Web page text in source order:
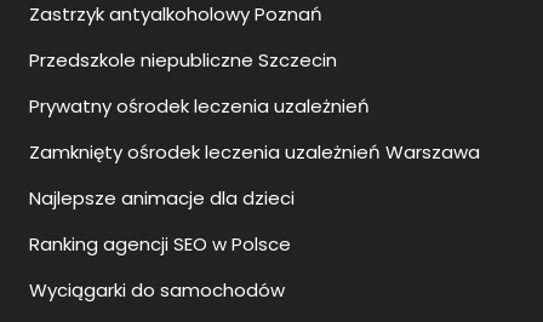
Zastrzyk antyalkoholowy Poznań
Przedszkole niepubliczne Szczecin
Prywatny ośrodek leczenia uzależnień
Zamknięty ośrodek leczenia uzależnień Warszawa
Najlepsze animacje dla dzieci
Ranking agencji SEO w Polsce
Wyciągarki do samochodów